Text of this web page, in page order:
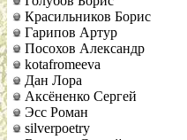
Красильников Борис
Гарипов Артур
Посохов Александр
kotafromeeva
Дан Лора
Аксёненко Сергей
Эсс Роман
silverpoetry